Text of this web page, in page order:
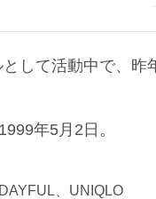
して活動中で、昨
年5月2日。
、UNIQLO